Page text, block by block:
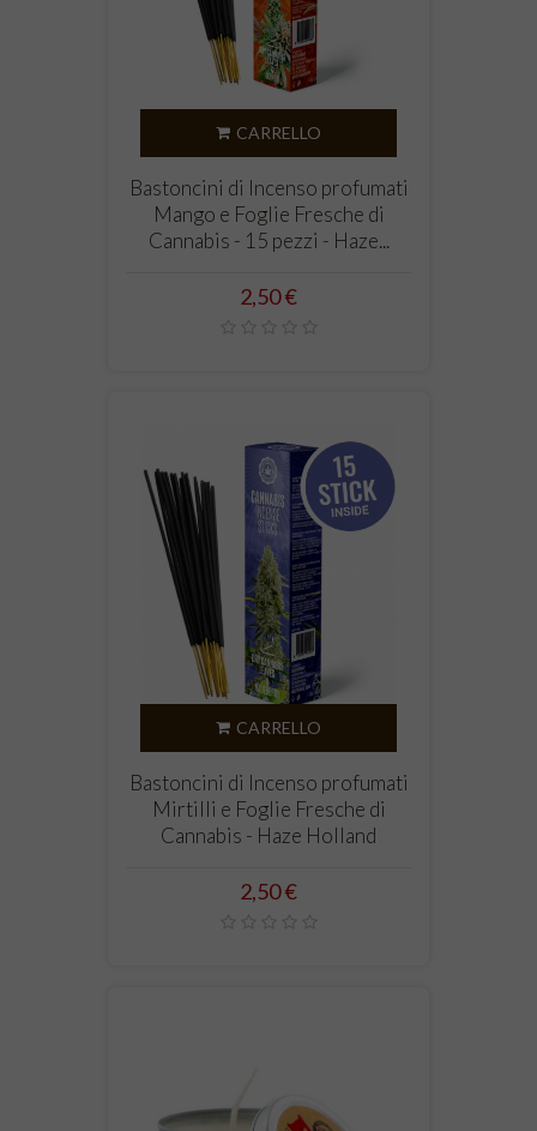
CARRELLO
Bastoncini di Incenso profumati
Mango e Foglie Fresche di
Cannabis - 15 pezzi - Haze...
Prezzo
2,50 €
CARRELLO
Bastoncini di Incenso profumati
Mirtilli e Foglie Fresche di
Cannabis - Haze Holland
Prezzo
2,50 €